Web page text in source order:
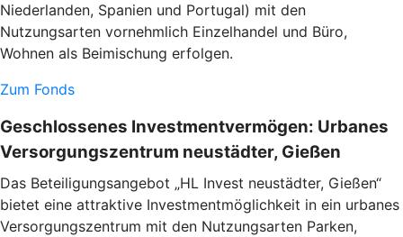
Niederlanden, Spanien und Portugal) mit den
Nutzungsarten vornehmlich Einzelhandel und Büro,
Wohnen als Beimischung erfolgen.
Zum Fonds
Geschlossenes Investmentvermögen: Urbanes
Versorgungszentrum neustädter, Gießen
Das Beteiligungsangebot „HL Invest neustädter, Gießen“
bietet eine attraktive Investmentmöglichkeit in ein urbanes
Versorgungszentrum mit den Nutzungsarten Parken,